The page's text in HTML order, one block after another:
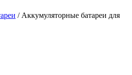
/ Аккумуляторные батареи для